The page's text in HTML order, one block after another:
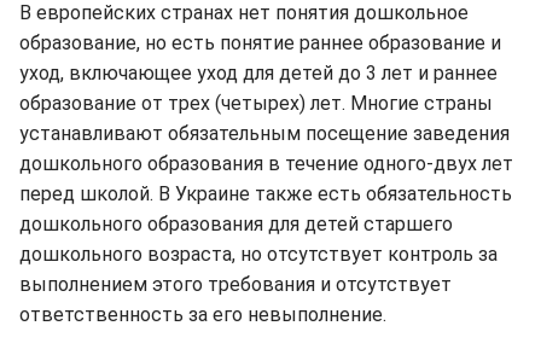
В европейских странах нет понятия дошкольное
образование, но есть понятие раннее образование и
уход, включающее уход для детей до 3 лет и раннее
образование от трех (четырех) лет. Многие страны
устанавливают обязательным посещение заведения
дошкольного образования в течение одного-двух лет
перед школой. В Украине также есть обязательность
дошкольного образования для детей старшего
дошкольного возраста, но отсутствует контроль за
выполнением этого требования и отсутствует
ответственность за его невыполнение.